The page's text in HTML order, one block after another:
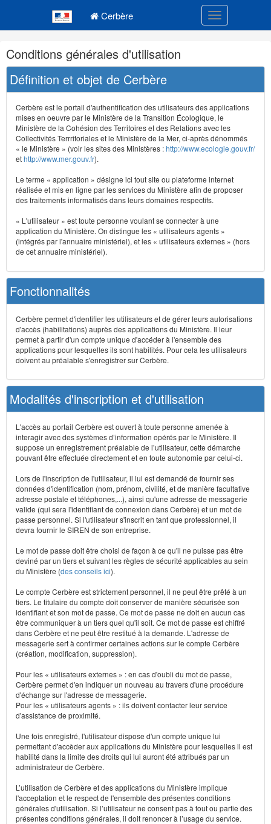
Cerbère Toggle
Navigation
et
outils
annexes
Conditions générales d'utilisation
Définition et objet de Cerbère
Cerbère est le portail d'authentification des utilisateurs des applications
mises en oeuvre par le Ministère de la Transition Écologique, le
Ministère de la Cohésion des Territoires et des Relations avec les
Collectivités Terrritoriales et le Ministère de la Mer, ci-après dénommés
« le Ministère » (voir les sites des Ministères :http://www.ecologie.gouv.fr/
ethttp://www.mer.gouv.fr).
Le terme « application » désigne ici tout site ou plateforme internet
réalisée et mis en ligne par les services du Ministère afin de proposer
des traitements informatisés dans leurs domaines respectifs.
« L'utilisateur » est toute personne voulant se connecter à une
application du Ministère. On distingue les « utilisateurs agents »
(intégrés par l'annuaire ministériel), et les « utilisateurs externes » (hors
de cet annuaire ministériel).
Fonctionnalités
Cerbère permet d'identifier les utilisateurs et de gérer leurs autorisations
d'accès (habilitations) auprès des applications du Ministère. Il leur
permet à partir d'un compte unique d'accéder à l'ensemble des
applications pour lesquelles ils sont habilités. Pour cela les utilisateurs
doivent au préalable s'enregistrer sur Cerbère.
Modalités d'inscription et d'utilisation
L'accès au portail Cerbère est ouvert à toute personne amenée à
interagir avec des systèmes d’information opérés par le Ministère. Il
suppose un enregistrement préalable de l’utilisateur, cette démarche
pouvant être effectuée directement et en toute autonomie par celui-ci.
Lors de l'inscription de l'utilisateur, il lui est demandé de fournir ses
données d'identification (nom, prénom, civilité, et de manière facultative
adresse postale et téléphones,...), ainsi qu'une adresse de messagerie
valide (qui sera l'identifiant de connexion dans Cerbère) et un mot de
passe personnel. Si l'utilisateur s'inscrit en tant que professionnel, il
devra fournir le SIREN de son entreprise.
Le mot de passe doit être choisi de façon à ce qu'il ne puisse pas être
deviné par un tiers et suivant les règles de sécurité applicables au sein
du Ministère (des conseils ici).
Le compte Cerbère est strictement personnel, il ne peut être prêté à un
tiers. Le titulaire du compte doit conserver de manière sécurisée son
identifiant et son mot de passe. Ce mot de passe ne doit en aucun cas
être communiquer à un tiers quel qu'il soit. Ce mot de passe est chiffré
dans Cerbère et ne peut être restitué à la demande. L'adresse de
messagerie sert à confirmer certaines actions sur le compte Cerbère
(création, modification, suppression).
Pour les « utilisateurs externes » : en cas d'oubli du mot de passe,
Cerbère permet d'en indiquer un nouveau au travers d'une procédure
d'échange sur l'adresse de messagerie.
Pour les « utilisateurs agents » : ils doivent contacter leur service
d'assistance de proximité.
Une fois enregistré, l'utilisateur dispose d'un compte unique lui
permettant d'accèder aux applications du Ministère pour lesquelles il est
habilité dans la limite des droits qui lui auront été attribués par un
administrateur de Cerbère.
L’utilisation de Cerbère et des applications du Ministère implique
l'acceptation et le respect de l'ensemble des présentes conditions
générales d'utilisation. Si l’utilisateur ne consent pas à tout ou partie des
présentes conditions générales, il doit renoncer à l’usage du service.